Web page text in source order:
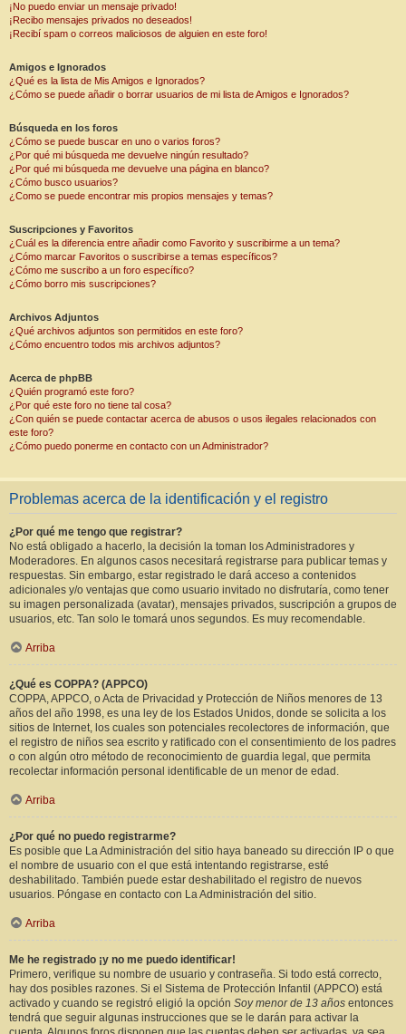
¡No puedo enviar un mensaje privado!
¡Recibo mensajes privados no deseados!
¡Recibí spam o correos maliciosos de alguien en este foro!
Amigos e Ignorados
¿Qué es la lista de Mis Amigos e Ignorados?
¿Cómo se puede añadir o borrar usuarios de mi lista de Amigos e Ignorados?
Búsqueda en los foros
¿Cómo se puede buscar en uno o varios foros?
¿Por qué mi búsqueda me devuelve ningún resultado?
¿Por qué mi búsqueda me devuelve una página en blanco?
¿Cómo busco usuarios?
¿Como se puede encontrar mis propios mensajes y temas?
Suscripciones y Favoritos
¿Cuál es la diferencia entre añadir como Favorito y suscribirme a un tema?
¿Cómo marcar Favoritos o suscribirse a temas específicos?
¿Cómo me suscribo a un foro específico?
¿Cómo borro mis suscripciones?
Archivos Adjuntos
¿Qué archivos adjuntos son permitidos en este foro?
¿Cómo encuentro todos mis archivos adjuntos?
Acerca de phpBB
¿Quién programó este foro?
¿Por qué este foro no tiene tal cosa?
¿Con quién se puede contactar acerca de abusos o usos ilegales relacionados con
este foro?
¿Cómo puedo ponerme en contacto con un Administrador?
Problemas acerca de la identificación y el registro
¿Por qué me tengo que registrar?
No está obligado a hacerlo, la decisión la toman los Administradores y
Moderadores. En algunos casos necesitará registrarse para publicar temas y
respuestas. Sin embargo, estar registrado le dará acceso a contenidos
adicionales y/o ventajas que como usuario invitado no disfrutaría, como tener
su imagen personalizada (avatar), mensajes privados, suscripción a grupos de
usuarios, etc. Tan solo le tomará unos segundos. Es muy recomendable.
Arriba
¿Qué es COPPA? (APPCO)
COPPA, APPCO, o Acta de Privacidad y Protección de Niños menores de 13
años del año 1998, es una ley de los Estados Unidos, donde se solicita a los
sitios de Internet, los cuales son potenciales recolectores de información, que
el registro de niños sea escrito y ratificado con el consentimiento de los padres
o con algún otro método de reconocimiento de guardia legal, que permita
recolectar información personal identificable de un menor de edad.
Arriba
¿Por qué no puedo registrarme?
Es posible que La Administración del sitio haya baneado su dirección IP o que
el nombre de usuario con el que está intentando registrarse, esté
deshabilitado. También puede estar deshabilitado el registro de nuevos
usuarios. Póngase en contacto con La Administración del sitio.
Arriba
Me he registrado ¡y no me puedo identificar!
Primero, verifique su nombre de usuario y contraseña. Si todo está correcto,
hay dos posibles razones. Si el Sistema de Protección Infantil (APPCO) está
activado y cuando se registró eligió la opción Soy menor de 13 años entonces
tendrá que seguir algunas instrucciones que se le darán para activar la